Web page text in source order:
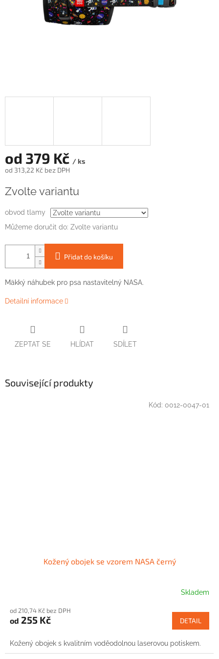
od 379 Kč / ks
od 313,22 Kč bez DPH
cena:
Zvolte variantu
obvod tlamy
Můžeme doručit do: Zvolte variantu
Přidat do košíku
Mäkký náhubek pro psa nastavitelný NASA.
Detailní informace
ZEPTAT SE HLÍDAT SDÍLET
Související produkty
Kožený obojek se vzorem NASA černý
Skladem
od 210,74 Kč bez DPH
od 255 Kč DETAIL
Kožený obojek s kvalitním voděodolnou laserovou potiskem.
Kód: 0012-0047-01